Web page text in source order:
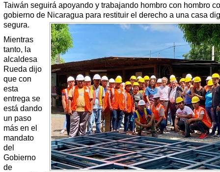
Taiwán seguirá apoyando y trabajando hombro con hombro
gobierno de Nicaragua para restituir el derecho a una casa
segura.
Mientras
tanto, la
alcaldesa
Rueda dijo
que con
esta
entrega se
está dando
un paso
más en el
mandato
del
Gobierno
de